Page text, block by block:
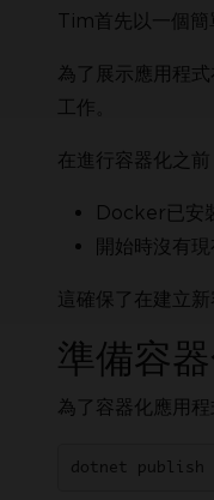
Tim首先以一個
為了展示應用程
工作。
在進行容器化之前
Docker已安
開始時沒有
這確保了在建立
準備容
為了容器化應用
dotnet publish